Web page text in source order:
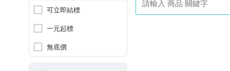
可立即結標
一元起標
無底價